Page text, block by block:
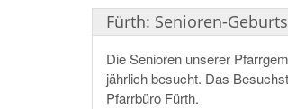
Fürth: Senioren-
Die Senioren unserer
jährlich besucht. Das
Pfarrbüro Fürth.